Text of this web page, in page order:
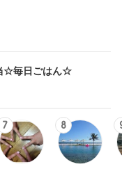
☆毎日ごはん☆
7 8